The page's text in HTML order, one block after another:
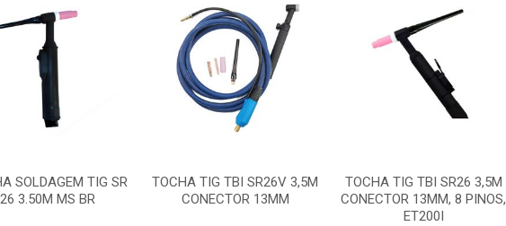
SOLDAGEM TIG SR
26 3.50M MS BR
TOCHA TIG TBI SR26V 3,5M
CONECTOR 13MM
TOCHA TIG TBI SR26 3,5M
CONECTOR 13MM, 8 PINOS,
ET200I